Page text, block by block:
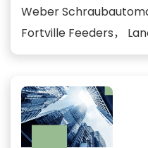
Weber
Fortville Feeders，